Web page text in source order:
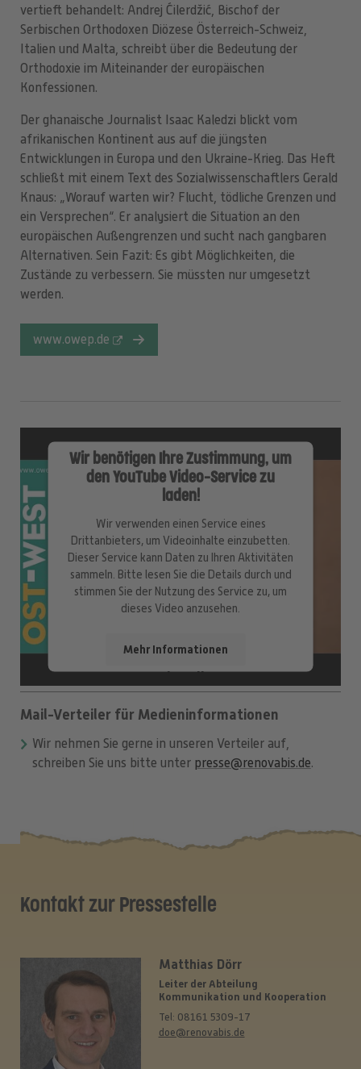
vertieft behandelt: Andrej Ćilerdžić, Bischof der
Serbischen Orthodoxen Diözese Österreich-Schweiz,
Italien und Malta, schreibt über die Bedeutung der
Orthodoxie im Miteinander der europäischen
Konfessionen.
Der ghanaische Journalist Isaac Kaledzi blickt vom
afrikanischen Kontinent aus auf die jüngsten
Entwicklungen in Europa und den Ukraine-Krieg. Das Heft
schließt mit einem Text des Sozialwissenschaftlers Gerald
Knaus: „Worauf warten wir? Flucht, tödliche Grenzen und
ein Versprechen“. Er analysiert die Situation an den
europäischen Außengrenzen und sucht nach gangbaren
Alternativen. Sein Fazit: Es gibt Möglichkeiten, die
Zustände zu verbessern. Sie müssten nur umgesetzt
werden.
www.owep.de
Wir benötigen Ihre Zustimmung, um
den YouTube Video-Service zu
laden!
Wir verwenden einen Service eines
Drittanbieters, um Videoinhalte einzubetten.
Dieser Service kann Daten zu Ihren Aktivitäten
sammeln. Bitte lesen Sie die Details durch und
stimmen Sie der Nutzung des Service zu, um
dieses Video anzusehen.
Mehr Informationen
Akzeptieren
powered byUsercentrics Consent
Management Platform
Aktuell
Mail-Verteiler für Medieninformationen
Wir nehmen Sie gerne in unseren Verteiler auf,
schreiben Sie uns bitte unter presse@renovabis.de.
Kontakt zur Pressestelle
Matthias Dörr
Leiter der Abteilung
Kommunikation und Kooperation
Tel: 08161 5309-17
doe@renovabis.de